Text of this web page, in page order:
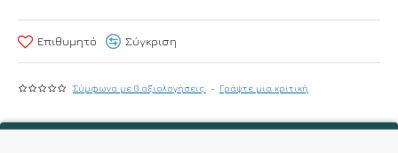
Σύμφωνα με 0 αξιολογήσεις. - Γράψτε μια κριτική
Επιθυμητό Σύγκριση